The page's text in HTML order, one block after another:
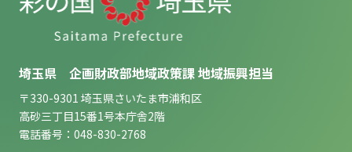
埼玉県 企画財政部地域政策課 地域振興担当
〒330-9301 埼玉県さいたま市浦和区
高砂三丁目15番1号本庁舎2階
電話番号：048-830-2768